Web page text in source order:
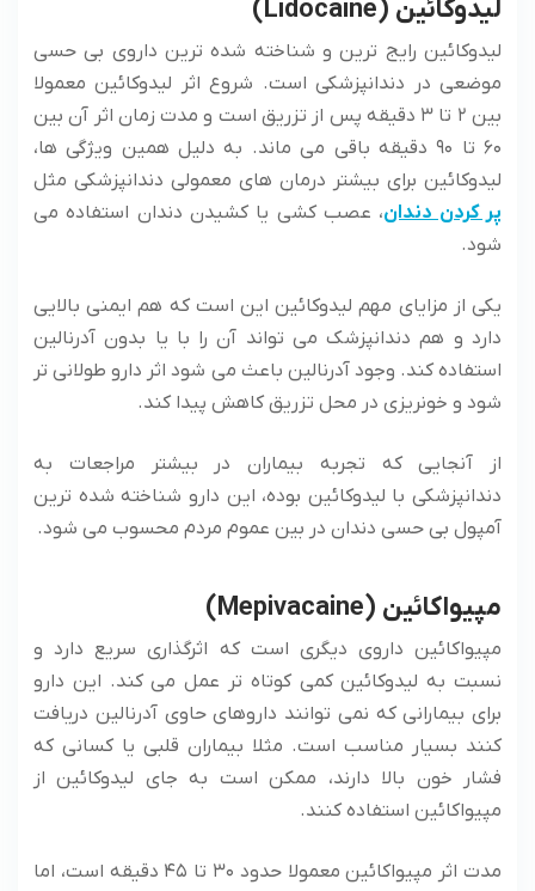
لیدوکائین (Lidocaine)
لیدوکائین رایج ترین و شناخته شده ترین داروی بی حسی
موضعی در دندانپزشکی است. شروع اثر لیدوکائین معمولا
بین ۲ تا ۳ دقیقه پس از تزریق است و مدت زمان اثر آن بین
۶۰ تا ۹۰ دقیقه باقی می ‌ماند. به دلیل همین ویژگی‌ ها،
لیدوکائین برای بیشتر درمان‌ های معمولی دندانپزشکی مثل
پر کردن دندان، عصب کشی یا کشیدن دندان استفاده می‌
شود.
یکی از مزایای مهم لیدوکائین این است که هم ایمنی بالایی
دارد و هم دندانپزشک می‌ تواند آن را با یا بدون آدرنالین
استفاده کند. وجود آدرنالین باعث می ‌شود اثر دارو طولانی ‌تر
شود و خونریزی در محل تزریق کاهش پیدا کند.
از آنجایی که تجربه بیماران در بیشتر مراجعات به
دندانپزشکی با لیدوکائین بوده، این دارو شناخته شده ترین
آمپول بی حسی دندان در بین عموم مردم محسوب می ‌شود.
مپیواکائین (Mepivacaine)
مپیواکائین داروی دیگری است که اثرگذاری سریع دارد و
نسبت به لیدوکائین کمی کوتاه ‌تر عمل می ‌کند. این دارو
برای بیمارانی که نمی ‌توانند داروهای حاوی آدرنالین دریافت
کنند بسیار مناسب است. مثلا بیماران قلبی یا کسانی که
فشار خون بالا دارند، ممکن است به جای لیدوکائین از
مپیواکائین استفاده کنند.
مدت اثر مپیواکائین معمولا حدود ۳۰ تا ۴۵ دقیقه است، اما